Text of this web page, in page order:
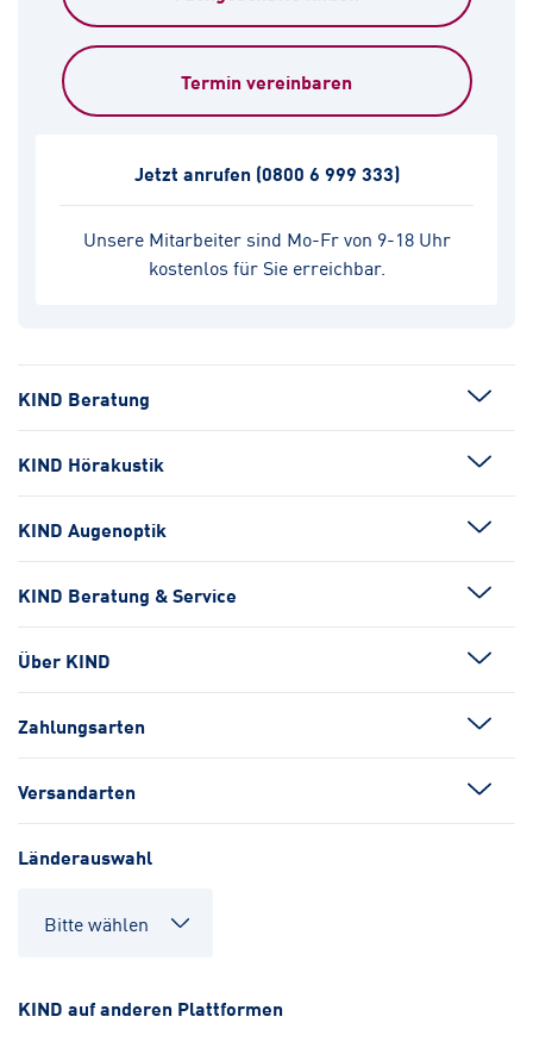
Termin vereinbaren
Unsere Mitarbeiter sind Mo-Fr von 9-18 Uhr
kostenlos für Sie erreichbar.
Jetzt anrufen (0800 6 999 333)
KIND Beratung
KIND Hörakustik
KIND Augenoptik
KIND Beratung & Service
Über KIND
Zahlungsarten
Versandarten
Länderauswahl
KIND auf anderen Plattformen